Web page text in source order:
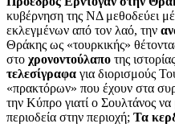
κυβέρνηση της ΝΔ μεθοδεύει
εκλεγμένων από τον λαό, την
Θράκης ως «τουρκικής»
στο χρονοντούλαπο της
τελεσίγραφα για διορισμούς
«πρακτόρων» που έχουν στα
την Κύπρο γιατί ο Σουλτάνος
περιοδεία στην περιοχή; Τα